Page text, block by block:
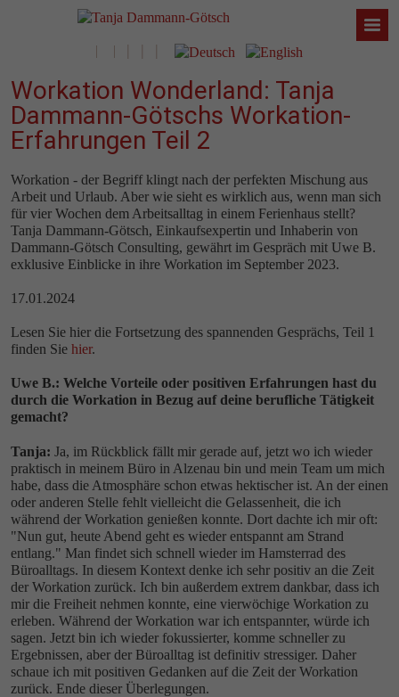
Workation Wonderland: Tanja
Dammann-Götschs Workation-
Erfahrungen Teil 2
Workation - der Begriff klingt nach der perfekten Mischung aus
Arbeit und Urlaub. Aber wie sieht es wirklich aus, wenn man sich
für vier Wochen dem Arbeitsalltag in einem Ferienhaus stellt?
Tanja Dammann-Götsch, Einkaufsexpertin und Inhaberin von
Dammann-Götsch Consulting, gewährt im Gespräch mit Uwe B.
exklusive Einblicke in ihre Workation im September 2023.
17.01.2024
Lesen Sie hier die Fortsetzung des spannenden Gesprächs, Teil 1
finden Sie hier.
Uwe B.: Welche Vorteile oder positiven Erfahrungen hast du
durch die Workation in Bezug auf deine berufliche Tätigkeit
gemacht?
Tanja: Ja, im Rückblick fällt mir gerade auf, jetzt wo ich wieder
praktisch in meinem Büro in Alzenau bin und mein Team um mich
habe, dass die Atmosphäre schon etwas hektischer ist. An der einen
oder anderen Stelle fehlt vielleicht die Gelassenheit, die ich
während der Workation genießen konnte. Dort dachte ich mir oft:
"Nun gut, heute Abend geht es wieder entspannt am Strand
entlang." Man findet sich schnell wieder im Hamsterrad des
Büroalltags. In diesem Kontext denke ich sehr positiv an die Zeit
der Workation zurück. Ich bin außerdem extrem dankbar, dass ich
mir die Freiheit nehmen konnte, eine vierwöchige Workation zu
erleben. Während der Workation war ich entspannter, würde ich
sagen. Jetzt bin ich wieder fokussierter, komme schneller zu
Ergebnissen, aber der Büroalltag ist definitiv stressiger. Daher
schaue ich mit positiven Gedanken auf die Zeit der Workation
zurück. Ende dieser Überlegungen.